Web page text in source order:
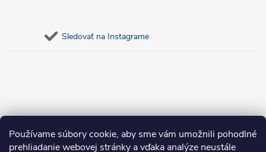
Používame súbory cookie, aby sme vám umožnili pohodlné
prehliadanie webovej stránky a vďaka analýze neustále
Sledovať na Instagrame